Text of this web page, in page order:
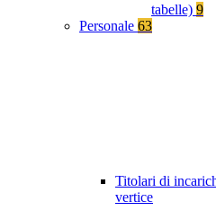
tabelle) 9
Personale 63
Titolari di
vertice